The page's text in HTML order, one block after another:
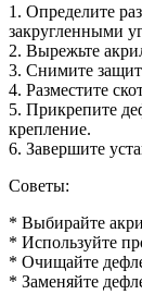
1. Определите
закругленными
2. Вырежьте
3. Снимите
4. Разместите
5. Прикрепите
крепление.
6. Завершите
Советы:
* Выбирайте
* Используйте
* Очищайте
* Заменяйте